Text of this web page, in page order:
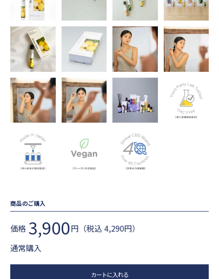
商品のご購入
価格 3,900円（税込 4,290円）
通常購入
カートに入れる